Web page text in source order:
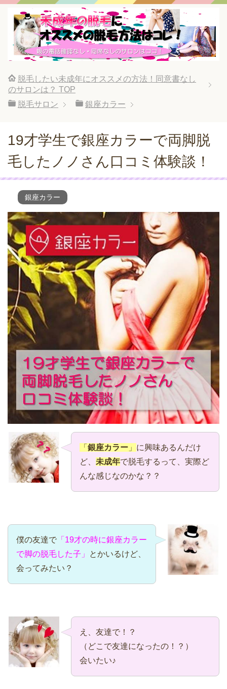
脱毛したい未成年にオススメの方法！同意書なし
のサロンは？ TOP
脱毛サロン
銀座カラー
19才学生で銀座カラーで両脚脱
毛したノノさん口コミ体験談！
銀座カラー
「銀座カラー 」 に興味あるんだけ
ど、未成年で脱毛するって、実際ど
んな感じなのかな？？
僕の友達で 「19才の時に銀座カラー
で脚の脱毛した子」
とかいるけど、
会ってみたい？
え、友達で！？
（どこで友達になったの！？）
会いたい♪